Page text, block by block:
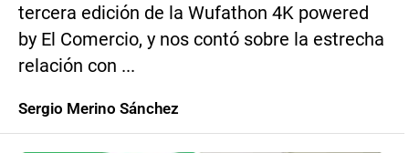
tercera edición de la Wufathon 4K powered
by El Comercio, y nos contó sobre la estrecha
relación con ...
Sergio Merino Sánchez